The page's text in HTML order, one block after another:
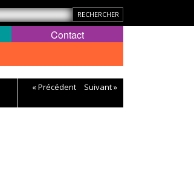
Contact
« Précédent Suivant »